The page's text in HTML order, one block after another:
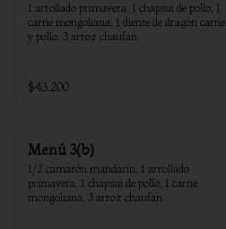
1 arrollado primavera, 1 chapsui de pollo, 1
carne mongoliana, 1 diente de dragón carne
y pollo, 3 arroz chaufan
$43.200
Menú 3(b)
1/2 camarón mandarín, 1 arrollado
primavera, 1 chapsui de pollo, 1 carne
mongoliana, 3 arroz chaufan